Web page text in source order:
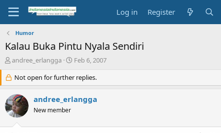
Log in Register
Humor
Kalau Buka Pintu Nyala Sendiri
T
r
e
a
d
s
andree_erlangga
S
a
r
d
Feb 6, 2007
Not open for further replies.
andree_erlangga
New member